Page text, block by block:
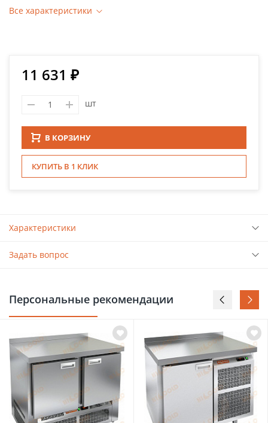
Все характеристики
11 631 ₽
шт
В КОРЗИНУ
КУПИТЬ В 1 КЛИК
Характеристики
Задать вопрос
Персональные рекомендации